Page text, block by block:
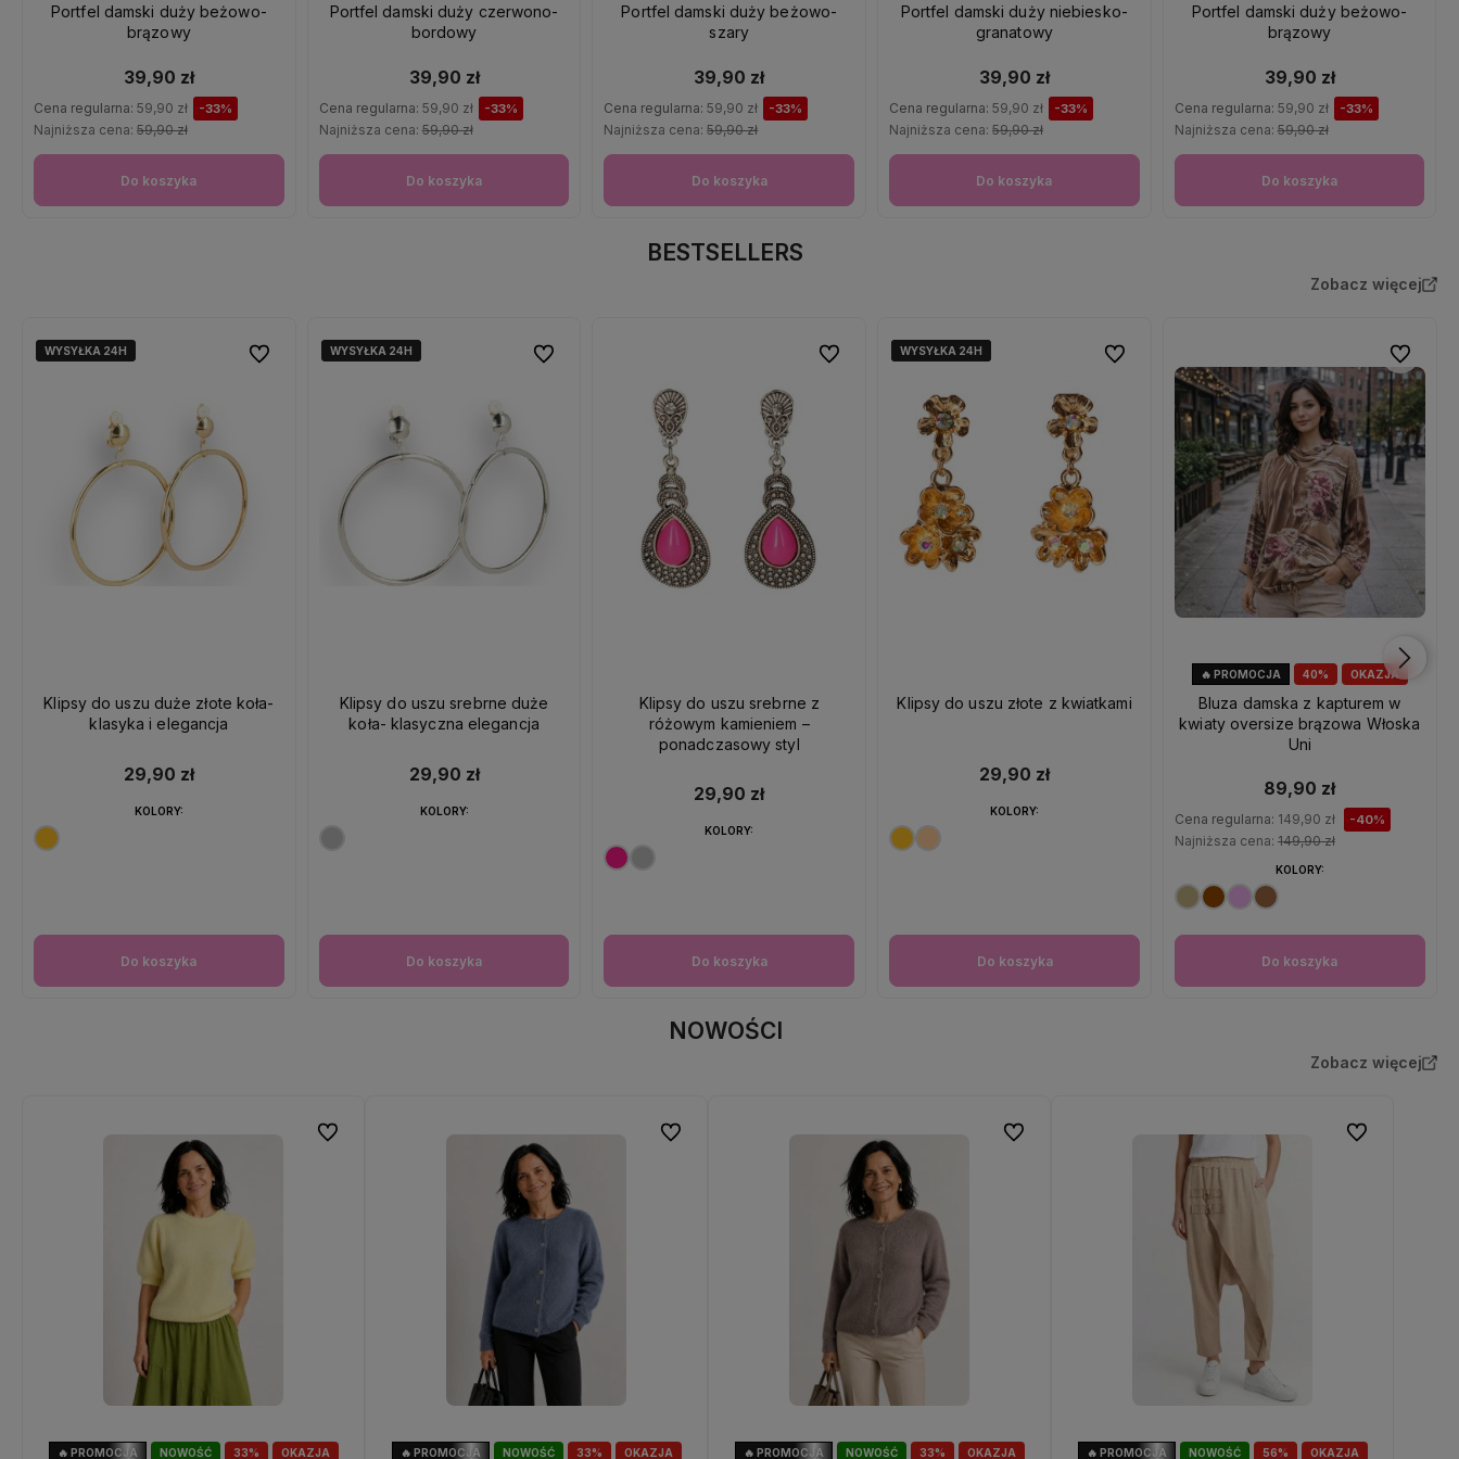
Portfel damski duży beżowo-
brązowy
39,90 zł
Cena regularna:59,90 zł -33%
Najniższa cena:59,90 zł
Do koszyka
Portfel damski duży czerwono-
bordowy
39,90 zł
Cena regularna: 59,90 zł -33%
Najniższa cena: 59,90 zł
Do koszyka
Portfel damski duży beżowo-
szary
39,90 zł
Cena regularna:59,90 zł -33%
Najniższa cena:59,90 zł
Do koszyka
Portfel damski duży niebiesko-
granatowy
39,90 zł
Cena regularna:59,90 zł -33%
Najniższa cena:59,90 zł
Do koszyka
Portfel damski duży beżowo-
brązowy
39,90 zł
Cena regularna: 59,90 zł -33%
Najniższa cena: 59,90 zł
Do koszyka
BESTSELLERS
Zobacz więcej
WYSYŁKA 24H
WYSYŁKA 24H
Klipsy do uszu duże złote koła-
klasyka i elegancja
29,90 zł
Do koszyka
KOLORY:
Do ulubionychWYSYŁKA 24H
WYSYŁKA 24H
Klipsy do uszu srebrne duże
koła- klasyczna elegancja
29,90 zł
Do koszyka
KOLORY:
Do ulubionych
Klipsy do uszu srebrne z
różowym kamieniem –
ponadczasowy styl
29,90 zł
Do koszyka
KOLORY:
Do ulubionychWYSYŁKA 24H
WYSYŁKA 24H
WYSYŁKA 24H
Klipsy do uszu złote z kwiatkami
29,90 zł
Do koszyka
KOLORY:
Do ulubionych
40% OKAZJA
🔥 PROMOCJA
Bluza damska z kapturem w
kwiaty oversize brązowa Włoska
Uni
89,90 zł
Cena regularna: 149,90 zł -40%
Najniższa cena: 149,90 zł
Do koszyka
KOLORY:
Do
NOWOŚCI
Zobacz więcej
33%
NOWOŚĆ OKAZJA
🔥 PROMOCJA
Do ulubionych
33%
NOWOŚĆ OKAZJA
🔥 PROMOCJA
Do ulubionych
33%
NOWOŚĆ OKAZJA
🔥 PROMOCJA
Do ulubionych
56%
NOWOŚĆ OKAZJA
🔥 PROMOCJA
Do ulubionych